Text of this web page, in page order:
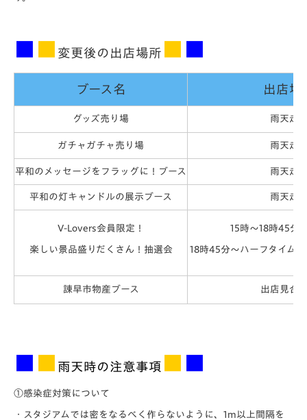
変更後の出店場所
ブース名 出店場
グッズ売り場 雨天走
ガチャガチャ売り場 雨天走
平和のメッセージをフラッグに！ブース 雨天走
平和の灯キャンドルの展示ブース 雨天走
V-Lovers会員限定！
楽しい景品盛りだくさん！抽選会
15時～18時45分
18時45分～ハーフタイム
諌早市物産ブース 出店見合
雨天時の注意事項
①感染症対策について
・スタジアムでは密をなるべく作らないように、1m以上間隔を